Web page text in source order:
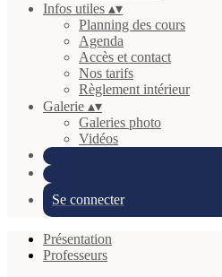
Infos utiles ▴▾
Planning des cours
Agenda
Accès et contact
Nos tarifs
Règlement intérieur
Galerie ▴▾
Galeries photo
Vidéos
Se connecter
Présentation
Professeurs